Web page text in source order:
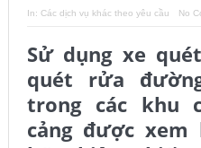
In: Các dịch vụ khác theo yêu cầu No
Sử dụng xe
quét rửa
trong các khu
cảng được